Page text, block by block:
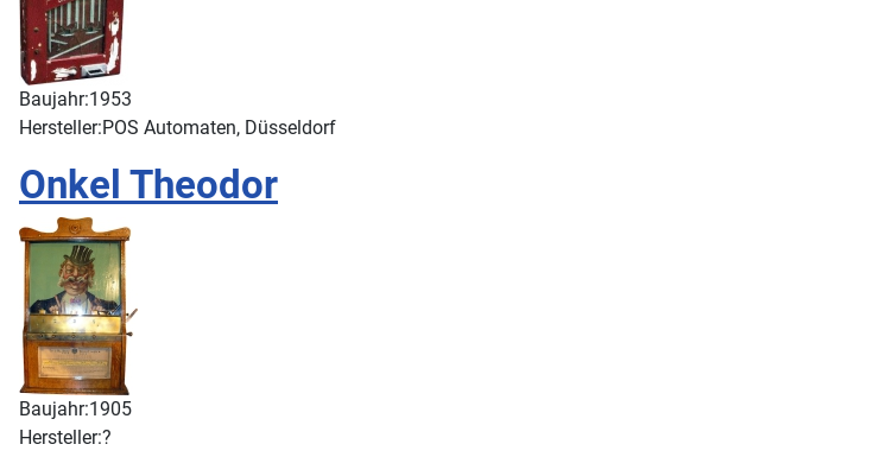
Baujahr:1953
Hersteller:POS Automaten, Düsseldorf
Onkel Theodor
Baujahr:1905
Hersteller:?